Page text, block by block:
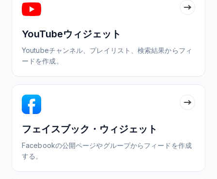
YouTubeウィジェット
Youtubeチャンネル、プレイリスト、検索結果からフィ
ードを作成。
フェイスブック・ウィジェット
Facebookの公開ページやグループからフィードを作成
する。